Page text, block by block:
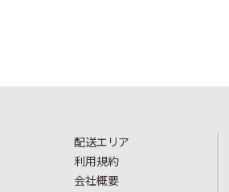
配送エリア
利用規約
会社概要